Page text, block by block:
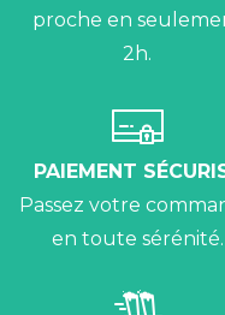
proche en
2h.
PAIEMENT
Passez votre
en toute sérénité.